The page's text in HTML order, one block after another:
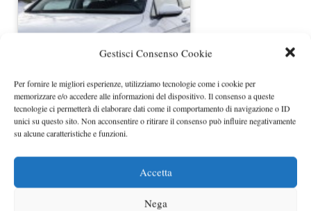
Gestisci Consenso Cookie
Per fornire le migliori esperienze, utilizziamo tecnologie come i cookie per
memorizzare e/o accedere alle informazioni del dispositivo. Il consenso a queste
tecnologie ci permetterà di elaborare dati come il comportamento di navigazione o ID
unici su questo sito. Non acconsentire o ritirare il consenso può influire negativamente
su alcune caratteristiche e funzioni.
Accetta
Nega
Volkswagen e-Golf in Italia da
giugno a 37.000 euro